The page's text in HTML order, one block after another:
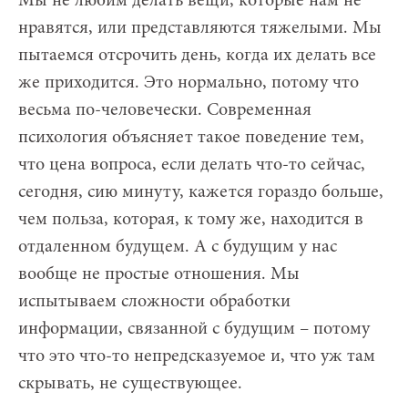
нравятся, или представляются тяжелыми. Мы
пытаемся отсрочить день, когда их делать все
же приходится. Это нормально, потому что
весьма по-человечески. Современная
психология объясняет такое поведение тем,
что цена вопроса, если делать что-то сейчас,
сегодня, сию минуту, кажется гораздо больше,
чем польза, которая, к тому же, находится в
отдаленном будущем. А с будущим у нас
вообще не простые отношения. Мы
испытываем сложности обработки
информации, связанной с будущим – потому
что это что-то непредсказуемое и, что уж там
скрывать, не существующее.